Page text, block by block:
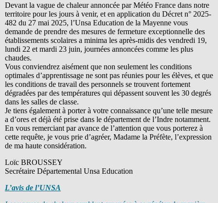
Devant la vague de chaleur annoncée par Météo France dans notre
territoire pour les jours à venir, et en application du Décret n° 2025-
482 du 27 mai 2025, l’Unsa Education de la Mayenne vous
demande de prendre des mesures de fermeture exceptionnelle des
établissements scolaires a minima les après-midis des vendredi 19,
lundi 22 et mardi 23 juin, journées annoncées comme les plus
chaudes.
Vous conviendrez aisément que non seulement les conditions
optimales d’apprentissage ne sont pas réunies pour les élèves, et que
les conditions de travail des personnels se trouvent fortement
dégradées par des températures qui dépassent souvent les 30 degrés
dans les salles de classe.
Je tiens également à porter à votre connaissance qu’une telle mesure
a d’ores et déjà été prise dans le département de l’Indre notamment.
En vous remerciant par avance de l’attention que vous porterez à
cette requête, je vous prie d’agréer, Madame la Préfète, l’expression
de ma haute considération.
Loïc BROUSSEY
Secrétaire Départemental Unsa Education
L’avis de l’UNSA